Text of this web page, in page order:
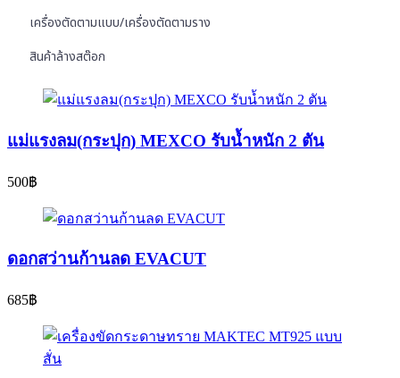
เครื่องตัดตามแบบ/เครื่องตัดตามราง
สินค้าล้างสต๊อก
แม่แรงลม(กระปุก) MEXCO รับน้ำหนัก 2 ตัน
500฿
ดอกสว่านก้านลด EVACUT
685฿